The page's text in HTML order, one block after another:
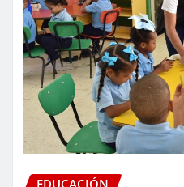
EDUCACIÓN